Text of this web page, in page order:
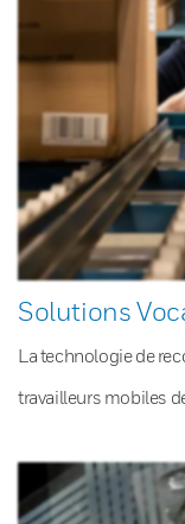
Solutions
La technologie de
travailleurs mobiles